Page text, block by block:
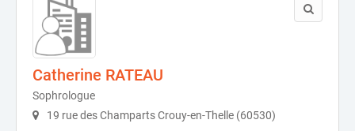
Catherine RATEAU
Sophrologue
19 rue des Champarts Crouy-en-Thelle (60530)